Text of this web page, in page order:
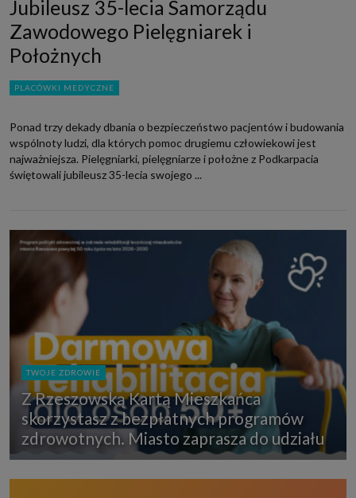
Jubileusz 35-lecia Samorządu
Zawodowego Pielęgniarek i
Położnych
PLACÓWKI MEDYCZNE
Ponad trzy dekady dbania o bezpieczeństwo pacjentów i budowania
wspólnoty ludzi, dla których pomoc drugiemu człowiekowi jest
najważniejsza. Pielęgniarki, pielęgniarze i położne z Podkarpacia
świętowali jubileusz 35-lecia swojego ...
TWOJE ZDROWIE
Z Rzeszowską Kartą Mieszkańca
skorzystasz z bezpłatnych programów
zdrowotnych. Miasto zaprasza do udziału